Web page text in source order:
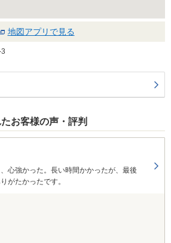
地図アプリで見る
お客様の声・評判
心強かった。長い時間かかったが、最後
がたかったです。